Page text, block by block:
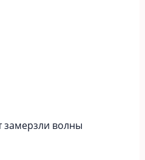
замерзли волны